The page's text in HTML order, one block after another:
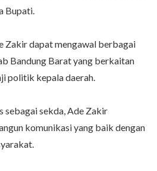
Bupati.
Zakir dapat mengawal berbagai
Bandung Barat yang berkaitan
politik kepala daerah.
sebagai sekda, Ade Zakir
komunikasi yang baik dengan